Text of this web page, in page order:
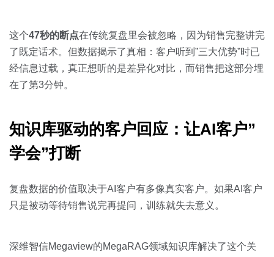
这个47秒的断点在传统复盘里会被忽略，因为销售完整讲完
了既定话术。但数据揭示了真相：客户听到”三大优势”时已
经信息过载，真正想听的是差异化对比，而销售把这部分埋
在了第3分钟。
知识库驱动的客户回应：让AI客户”
学会”打断
复盘数据的价值取决于AI客户有多像真实客户。如果AI客户
只是被动等待销售说完再提问，训练就失去意义。
深维智信Megaview的MegaRAG领域知识库解决了这个关